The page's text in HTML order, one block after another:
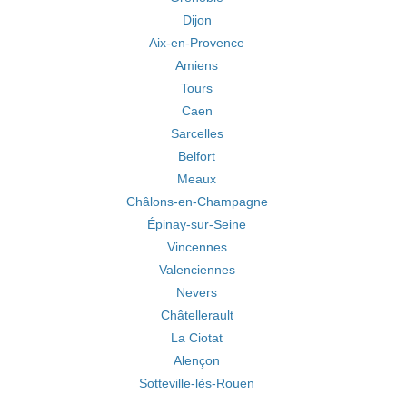
Dijon
Aix-en-Provence
Amiens
Tours
Caen
Sarcelles
Belfort
Meaux
Châlons-en-Champagne
Épinay-sur-Seine
Vincennes
Valenciennes
Nevers
Châtellerault
La Ciotat
Alençon
Sotteville-lès-Rouen